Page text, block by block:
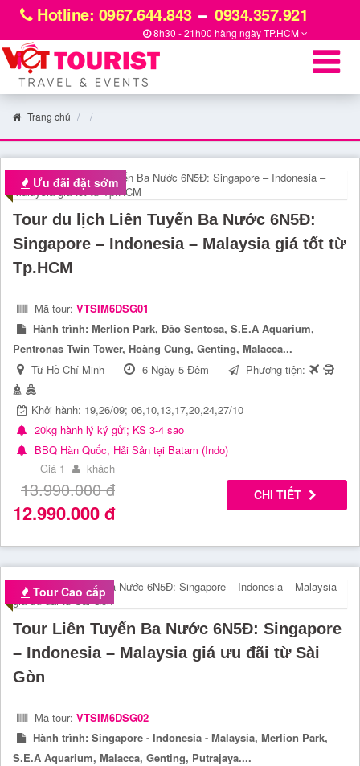
Hotline: 0967.644.843 0934.357.921
8h30 - 21h00 hàng ngàyTP.HCM
Trang chủ
Ưu đãi đặt sớm
Tour du lịch Liên Tuyến Ba Nước 6N5Đ:
Singapore – Indonesia – Malaysia giá tốt từ
Tp.HCM
Mã tour: VTSIM6DSG01
Hành trình: Merlion Park, Đảo Sentosa, S.E.A Aquarium,
Pentronas Twin Tower, Hoàng Cung, Genting, Malacca...
Từ Hồ Chí Minh
6 Ngày 5 Đêm Phương tiện:
Khởi hành: 19,26/09; 06,10,13,17,20,24,27/10
20kg hành lý ký gửi; KS 3-4 sao
BBQ Hàn Quốc, Hải Sản tại Batam (Indo)
Giá 1
khách
13.990.000đ
12.990.000đ
CHI TIẾT
Tour Cao cấp
Tour Liên Tuyến Ba Nước 6N5Đ: Singapore
– Indonesia – Malaysia giá ưu đãi từ Sài
Gòn
Mã tour: VTSIM6DSG02
Hành trình: Singapore - Indonesia - Malaysia, Merlion Park,
S.E.A Aquarium, Malacca, Genting, Putrajaya....